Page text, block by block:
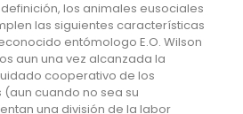
los animales eusociales
las siguientes características
entómologo E.O. Wilson
aun una vez alcanzada la
cooperativo de los
cuando no sea su
una división de la labor